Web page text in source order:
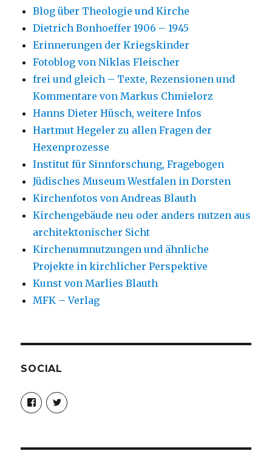
Blog über Theologie und Kirche
Dietrich Bonhoeffer 1906 – 1945
Erinnerungen der Kriegskinder
Fotoblog von Niklas Fleischer
frei und gleich – Texte, Rezensionen und
Kommentare von Markus Chmielorz
Hanns Dieter Hüsch, weitere Infos
Hartmut Hegeler zu allen Fragen der
Hexenprozesse
Institut für Sinnforschung, Fragebogen
Jüdisches Museum Westfalen in Dorsten
Kirchenfotos von Andreas Blauth
Kirchengebäude neu oder anders nutzen aus
architektonischer Sicht
Kirchenumnutzungen und ähnliche
Projekte in kirchlicher Perspektive
Kunst von Marlies Blauth
MFK – Verlag
SOCIAL
Profil
von
christoph.fleischer1
anzeigen
Profil
von
anzeigen